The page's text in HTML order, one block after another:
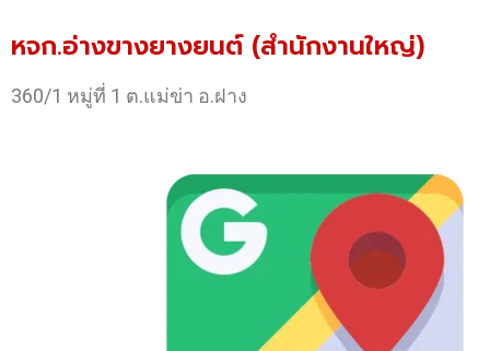
หจก.อ่างขางยางยนต์ (สำนักงานใหญ่)
360/1 หมู่ที่ 1 ต.แม่ข่า อ.ฝาง